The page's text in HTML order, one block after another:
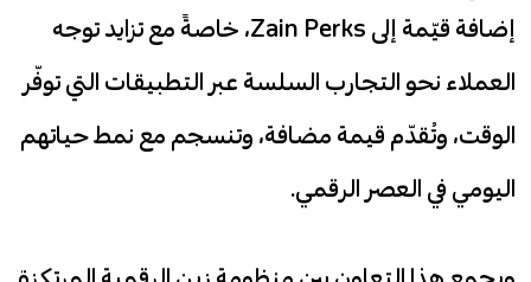
إضافة قيّمة إلى Zain Perks، خاصةً مع تزايد توجه
العملاء نحو التجارب السلسة عبر التطبيقات التي توفّر
الوقت، وتُقدّم قيمة مضافة، وتنسجم مع نمط حياتهم
اليومي في العصر الرقمي.